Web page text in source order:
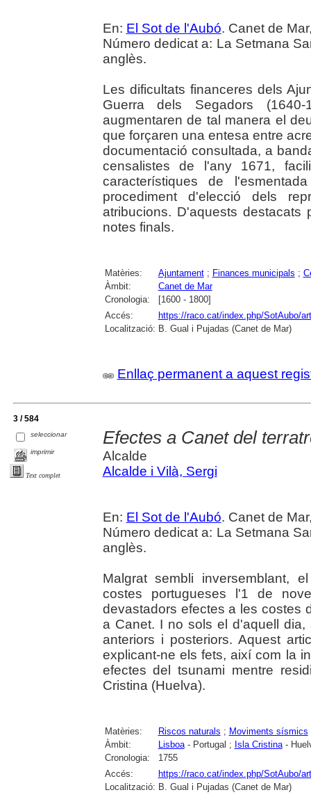
En: El Sot de l'Aubó. Canet de
Número dedicat a: La Setmana
anglès.
Les dificultats financeres dels
Guerra dels Segadors
augmentaren de tal manera el
que forçaren una entesa entre
documentació consultada, a
censalistes de l'any 1671,
característiques de
procediment d'elecció dels
atribucions. D'aquests
notes finals.
Matèries: Ajuntament; Finances municipals ;
Àmbit:
Canet de Mar
Cronologia:
[1600 - 1800]
Accés:
https://raco.cat/index.php/SotAubo/
Localització: B. Gual i Pujadas (Canet de Mar)
Enllaç permanent a aquest
3 / 584
seleccionar
imprimir
Text complet
Efectes a Canet del
Alcalde
Alcalde i Vilà, Sergi
En: El Sot de l'Aubó. Canet de
Número dedicat a: La Setmana
anglès.
Malgrat sembli inversemblant,
costes portugueses l'1 de
devastadors efectes a les costes
a Canet. I no sols el d'aquell
anteriors i posteriors. Aquest
explicant-ne els fets, així com la
efectes del tsunami mentre
Cristina (Huelva).
Matèries: Riscos naturals ; Moviments sísmics
Àmbit:
Lisboa- Portugal ; Isla Cristina-
Cronologia:
1755
Accés:
https://raco.cat/index.php/SotAubo/
Localització: B. Gual i Pujadas (Canet de Mar)